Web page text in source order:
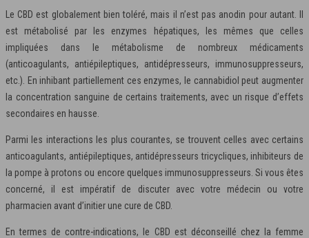
Le CBD est globalement bien toléré, mais il n’est pas anodin pour autant. Il
est métabolisé par les enzymes hépatiques, les mêmes que celles
impliquées dans le métabolisme de nombreux médicaments
(anticoagulants, antiépileptiques, antidépresseurs, immunosuppresseurs,
etc.). En inhibant partiellement ces enzymes, le cannabidiol peut augmenter
la concentration sanguine de certains traitements, avec un risque d’effets
secondaires en hausse.
Parmi les interactions les plus courantes, se trouvent celles avec certains
anticoagulants, antiépileptiques, antidépresseurs tricycliques, inhibiteurs de
la pompe à protons ou encore quelques immunosuppresseurs. Si vous êtes
concerné, il est impératif de discuter avec votre médecin ou votre
pharmacien avant d’initier une cure de CBD.
En termes de contre-indications, le CBD est déconseillé chez la femme